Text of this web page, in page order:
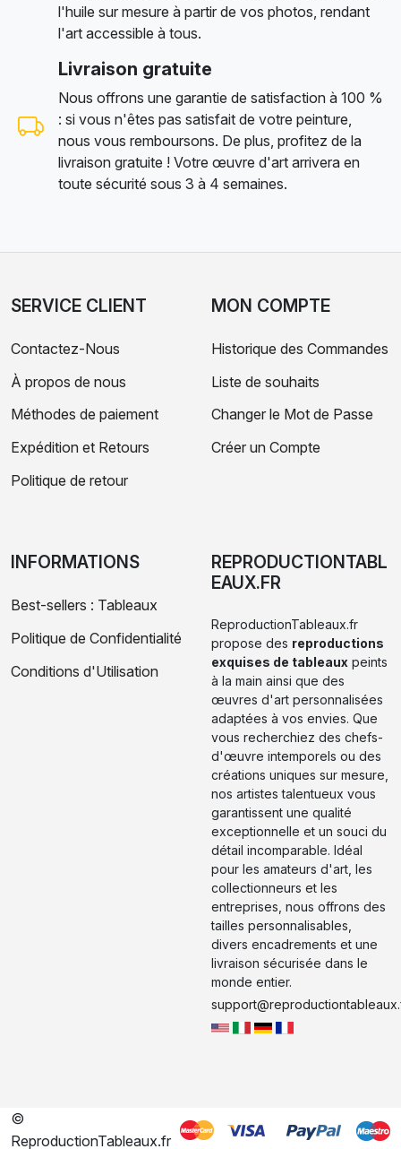
l'huile sur mesure à partir de vos photos, rendant
l'art accessible à tous.
Livraison gratuite
Nous offrons une garantie de satisfaction à 100 %
: si vous n'êtes pas satisfait de votre peinture,
nous vous remboursons. De plus, profitez de la
livraison gratuite ! Votre œuvre d'art arrivera en
toute sécurité sous 3 à 4 semaines.
SERVICE CLIENT
Contactez-Nous
À propos de nous
Méthodes de paiement
Expédition et Retours
Politique de retour
MON COMPTE
Historique des Commandes
Liste de souhaits
Changer le Mot de Passe
Créer un Compte
INFORMATIONS
Best-sellers : Tableaux
Politique de Confidentialité
Conditions d'Utilisation
REPRODUCTIONTABL
EAUX.FR
ReproductionTableaux.fr
propose des reproductions
exquises de tableaux peints
à la main ainsi que des
œuvres d'art personnalisées
adaptées à vos envies. Que
vous recherchiez des chefs-
d'œuvre intemporels ou des
créations uniques sur mesure,
nos artistes talentueux vous
garantissent une qualité
exceptionnelle et un souci du
détail incomparable. Idéal
pour les amateurs d'art, les
collectionneurs et les
entreprises, nous offrons des
tailles personnalisables,
divers encadrements et une
livraison sécurisée dans le
monde entier.
©
ReproductionTableaux.fr